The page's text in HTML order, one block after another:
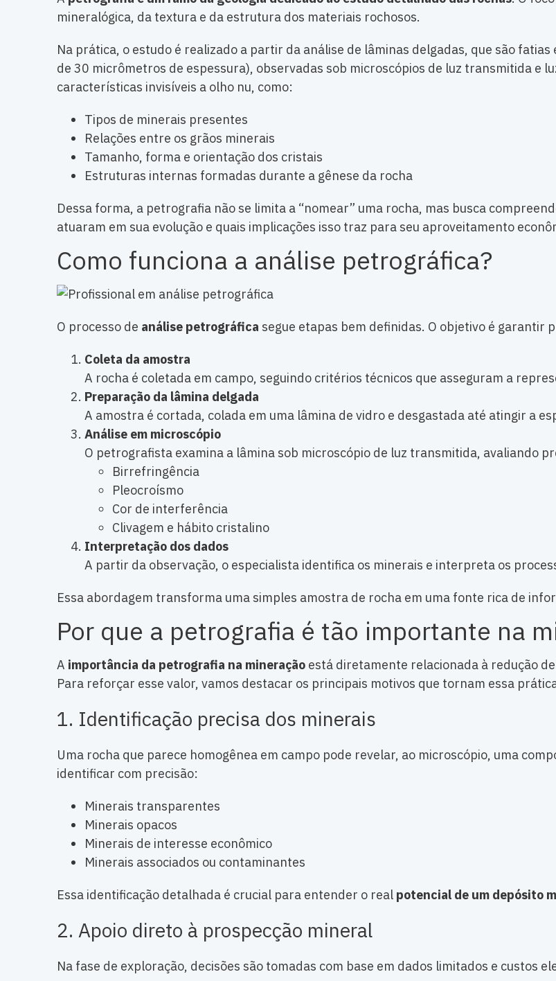
mineralógica, da textura e da estrutura dos materiais rochosos.
Na prática, o estudo é realizado a partir da análise de lâminas delgadas, que são
de 30 micrômetros de espessura), observadas sob microscópios de luz transmitida e
características invisíveis a olho nu, como:
Tipos de minerais presentes
Relações entre os grãos minerais
Tamanho, forma e orientação dos cristais
Estruturas internas formadas durante a gênese da rocha
Dessa forma, a petrografia não se limita a “nomear” uma rocha, mas busca
atuaram em sua evolução e quais implicações isso traz para seu aproveitamento
Como funciona a análise petrográfica?
O processo de análise petrográfica segue etapas bem definidas. O objetivo é garantir
Coleta da amostra
A rocha é coletada em campo, seguindo critérios técnicos que asseguram a
Preparação da lâmina delgada
A amostra é cortada, colada em uma lâmina de vidro e desgastada até atingir a
Análise em microscópio
O petrografista examina a lâmina sob microscópio de luz transmitida, avaliando
Birrefringência
Pleocroísmo
Cor de interferência
Clivagem e hábito cristalino
Interpretação dos dados
A partir da observação, o especialista identifica os minerais e interpreta os
Essa abordagem transforma uma simples amostra de rocha em uma fonte rica de
Por que a petrografia é tão importante na
A importância da petrografia na mineração está diretamente relacionada à redução
Para reforçar esse valor, vamos destacar os principais motivos que tornam essa
1. Identificação precisa dos minerais
Uma rocha que parece homogênea em campo pode revelar, ao microscópio, uma
identificar com precisão:
Minerais transparentes
Minerais opacos
Minerais de interesse econômico
Minerais associados ou contaminantes
Essa identificação detalhada é crucial para entender o real potencial de um depósito
2. Apoio direto à prospecção mineral
Na fase de exploração, decisões são tomadas com base em dados limitados e custos